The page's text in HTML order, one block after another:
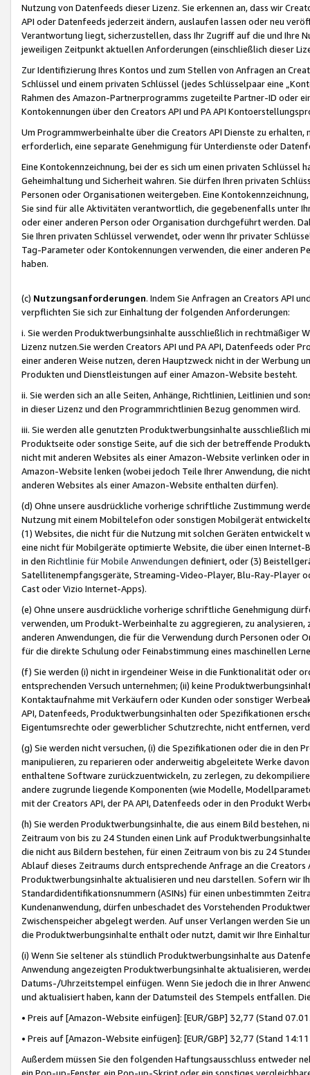
Nutzung von Datenfeeds dieser Lizenz. Sie erkennen an, dass wir
API oder Datenfeeds jederzeit ändern, auslaufen lassen oder neu
Verantwortung liegt, sicherzustellen, dass Ihr Zugriff auf die und Ihre
jeweiligen Zeitpunkt aktuellen Anforderungen (einschließlich dieser
Zur Identifizierung Ihres Kontos und zum Stellen von Anfragen an
Schlüssel und einem privaten Schlüssel (jedes Schlüsselpaar eine
Rahmen des Amazon-Partnerprogramms zugeteilte Partner-ID oder
Kontokennungen über den Creators API und PA API
Um Programmwerbeinhalte über die Creators API Dienste zu
erforderlich, eine separate Genehmigung für Unterdienste oder
Eine Kontokennzeichnung, bei der es sich um einen privaten
Geheimhaltung und Sicherheit wahren. Sie dürfen Ihren privaten
Personen oder Organisationen weitergeben. Eine
Sie sind für alle Aktivitäten verantwortlich, die gegebenenfalls unter
oder einer anderen Person oder Organisation durchgeführt werden.
Sie Ihren privaten Schlüssel verwendet, oder wenn Ihr privater
Tag-Parameter oder Kontokennungen verwenden, die einer anderen
haben.
(c) Nutzungsanforderungen. Indem Sie Anfragen an Creators API
verpflichten Sie sich zur Einhaltung der folgenden Anforderungen:
i. Sie werden Produktwerbungsinhalte ausschließlich in rechtmäßiger
Lizenz nutzen.Sie werden Creators API und PA API, Datenfeeds oder
einer anderen Weise nutzen, deren Hauptzweck nicht in der Werbung
Produkten und Dienstleistungen auf einer Amazon-Website besteht.
ii. Sie werden sich an alle Seiten, Anhänge, Richtlinien, Leitlinien und
in dieser Lizenz und den Programmrichtlinien Bezug genommen wird.
iii. Sie werden alle genutzten Produktwerbungsinhalte ausschließlich
Produktseite oder sonstige Seite, auf die sich der betreffende
nicht mit anderen Websites als einer Amazon-Website verlinken oder
Amazon-Website lenken (wobei jedoch Teile Ihrer Anwendung, die
anderen Websites als einer Amazon-Website enthalten dürfen).
(d) Ohne unsere ausdrückliche vorherige schriftliche Zustimmung
Nutzung mit einem Mobiltelefon oder sonstigen Mobilgerät
(1) Websites, die nicht für die Nutzung mit solchen Geräten
eine nicht für Mobilgeräte optimierte Website, die über einen
in den Richtlinie für Mobile Anwendungen definiert, oder (3)
Satellitenempfangsgeräte, Streaming-Video-Player, Blu-Ray-Player
Cast oder Vizio Internet-Apps).
(e) Ohne unsere ausdrückliche vorherige schriftliche Genehmigung
verwenden, um Produkt-Werbeinhalte zu aggregieren, zu
anderen Anwendungen, die für die Verwendung durch Personen
für die direkte Schulung oder Feinabstimmung eines maschinellen
(f) Sie werden (i) nicht in irgendeiner Weise in die Funktionalität oder
entsprechenden Versuch unternehmen; (ii) keine
Kontaktaufnahme mit Verkäufern oder Kunden oder sonstiger
API, Datenfeeds, Produktwerbungsinhalten oder Spezifikationen
Eigentumsrechte oder gewerblicher Schutzrechte, nicht entfernen,
(g) Sie werden nicht versuchen, (i) die Spezifikationen oder die in
manipulieren, zu reparieren oder anderweitig abgeleitete Werke
enthaltene Software zurückzuentwickeln, zu zerlegen, zu
andere zugrunde liegende Komponenten (wie Modelle,
mit der Creators API, der PA API, Datenfeeds oder in den Produkt
(h) Sie werden Produktwerbungsinhalte, die aus einem Bild bestehen,
Zeitraum von bis zu 24 Stunden einen Link auf
die nicht aus Bildern bestehen, für einen Zeitraum von bis zu 24
Ablauf dieses Zeitraums durch entsprechende Anfrage an die
Produktwerbungsinhalte aktualisieren und neu darstellen. Sofern wir
Standardidentifikationsnummern (ASINs) für einen unbestimmten
Kundenanwendung, dürfen unbeschadet des Vorstehenden
Zwischenspeicher abgelegt werden. Auf unser Verlangen werden Sie
die Produktwerbungsinhalte enthält oder nutzt, damit wir Ihre
(i) Wenn Sie seltener als stündlich Produktwerbungsinhalte aus
Anwendung angezeigten Produktwerbungsinhalte aktualisieren,
Datums-/Uhrzeitstempel einfügen. Wenn Sie jedoch die in Ihrer
und aktualisiert haben, kann der Datumsteil des Stempels entfallen.
• Preis auf [Amazon-Website einfügen]: [EUR/GBP] 32,77 (Stand
• Preis auf [Amazon-Website einfügen]: [EUR/GBP] 32,77 (Stand
Außerdem müssen Sie den folgenden Haftungsausschluss entweder
ein Pop-up-Fenster, ein Pop-up-Skript oder ein sonstiges